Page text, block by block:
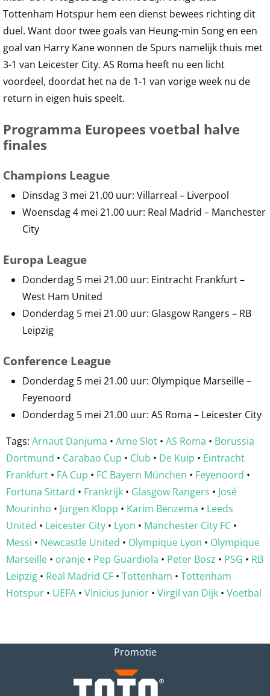
Tottenham Hotspur hem een dienst bewees richting dit
duel. Want door twee goals van Heung-min Song en een
goal van Harry Kane wonnen de Spurs namelijk thuis met
3-1 van Leicester City. AS Roma heeft nu een licht
voordeel, doordat het na de 1-1 van vorige week nu de
return in eigen huis speelt.
Programma Europees voetbal halve
finales
Champions League
Dinsdag 3 mei 21.00 uur: Villarreal – Liverpool
Woensdag 4 mei 21.00 uur: Real Madrid – Manchester
City
Europa League
Donderdag 5 mei 21.00 uur: Eintracht Frankfurt –
West Ham United
Donderdag 5 mei 21.00 uur: Glasgow Rangers – RB
Leipzig
Conference League
Donderdag 5 mei 21.00 uur: Olympique Marseille –
Feyenoord
Donderdag 5 mei 21.00 uur: AS Roma – Leicester City
Tags: Arnaut Danjuma • Arne Slot • AS Roma • Borussia
Dortmund • Carabao Cup • Club • De Kuip • Eintracht
Frankfurt • FA Cup • FC Bayern München • Feyenoord •
Fortuna Sittard • Frankrijk • Glasgow Rangers • José
Mourinho • Jürgen Klopp • Karim Benzema • Leeds
United • Leicester City • Lyon • Manchester City FC •
Messi • Newcastle United • Olympique Lyon • Olympique
Marseille • oranje • Pep Guardiola • Peter Bosz • PSG • RB
Leipzig • Real Madrid CF • Tottenham • Tottenham
Hotspur • UEFA • Vinicius Junior • Virgil van Dijk • Voetbal
Promotie